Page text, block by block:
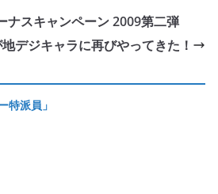
et
ナスキャンペーン 2009第二弾
デジキャラに再びやってきた！
特派員」